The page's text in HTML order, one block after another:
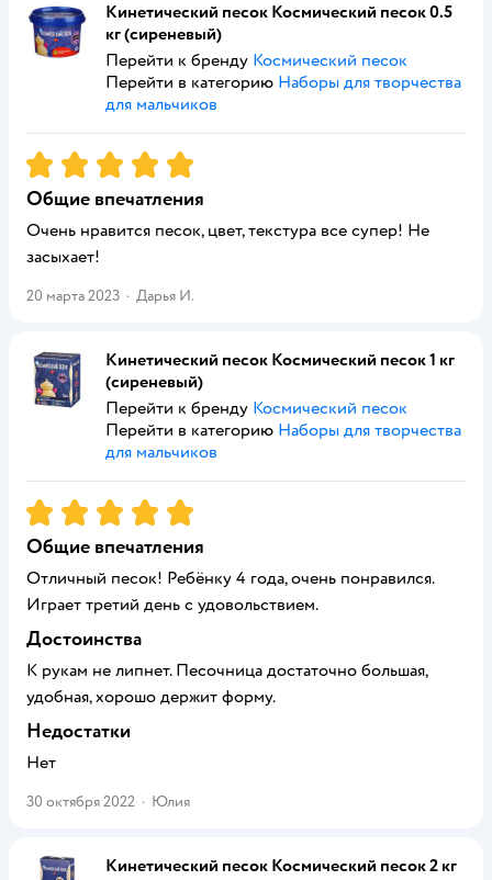
Кинетический песок Космический песок 0.5
кг (сиреневый)
Перейти к бренду Космический песок
Перейти в категорию Наборы для творчества
для мальчиков
Рейтинг:5
Общие впечатления
Очень нравится песок, цвет, текстура все супер! Не
засыхает!
20 марта 2023 · Дарья И.
Кинетический песок Космический песок 1 кг
(сиреневый)
Перейти к бренду Космический песок
Перейти в категорию Наборы для творчества
для мальчиков
Рейтинг:5
Общие впечатления
Отличный песок! Ребёнку 4 года, очень понравился.
Играет третий день с удовольствием.
Достоинства
К рукам не липнет. Песочница достаточно большая,
удобная, хорошо держит форму.
Недостатки
Нет
30 октября 2022 · Юлия
Кинетический песок Космический песок 2 кг